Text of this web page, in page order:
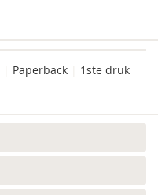
Paperback 1ste druk